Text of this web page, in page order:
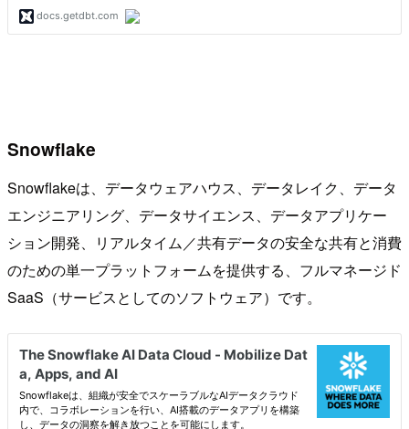
Snowflake
Snowflakeは、データウェアハウス、データレイク、データ
エンジニアリング、データサイエンス、データアプリケー
ション開発、リアルタイム／共有データの安全な共有と消費
のための単一プラットフォームを提供する、フルマネージド
SaaS（サービスとしてのソフトウェア）です。